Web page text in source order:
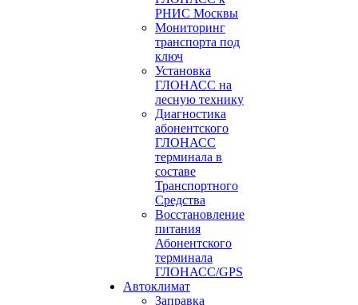
РНИС Москвы
Мониторинг
транспорта под
ключ
Установка
ГЛОНАСС на
лесную технику
Диагностика
абонентского
ГЛОНАСС
терминала в
составе
Транспортного
Средства
Восстановление
питания
Абонентского
терминала
ГЛОНАСС/GPS
Автоклимат
Заправка